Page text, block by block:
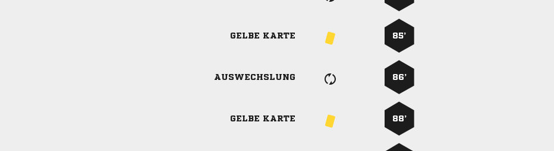
GELBE KARTE 85’
AUSWECHSLUNG 86’
GELBE KARTE 88’